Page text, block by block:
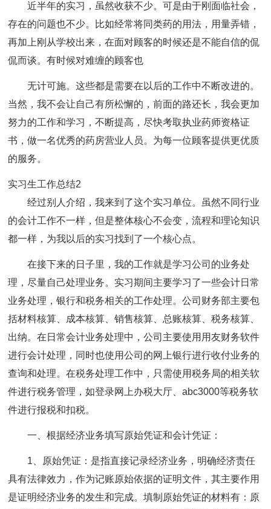
近半年的实习，虽然收获不少。可是由于刚面临社会，
存在的问题也不少。比如经常将同类药的用法，用量弄错，
再加上刚从学校出来，在面对顾客的时候还是不能自信的侃
侃而谈。有时候对难缠的顾客也
无计可施。这些都是需要在以后的工作中不断改进的。
当然，我不会让自己有所松懈的，前面的路还长，我会更加
努力的工作和学习，不断提高，尽快考取执业药师资格证
书，做一名优秀的药房营业人员。为每一位顾客提供更优质
的服务。
实习生工作总结2
经过别人介绍，我来到了这个实习单位。虽然不同行业
的会计工作不一样，但是整体核心不会变，流程和理论知识
都一样，为我以后的实习找到了一个核心点。
在接下来的日子里，我的工作就是学习公司的业务处
理，尽量自己处理业务。实习期间主要学习了一些会计日常
业务处理，银行和税务相关的工作处理。公司财务部主要包
括材料核算、成本核算、销售核算、总账核算、税务核算、
出纳。在日常会计业务处理中，公司主要使用用友财务软件
进行会计处理，同时也使用公司的网上银行进行收付业务的
查询和处理。在税务处理工作中，只需使用税务局的相关软
件进行税务管理，如登录网上办税大厅、abc3000等税务软
件进行报税和扣税。
一、根据经济业务填写原始凭证和会计凭证：
1、原始凭证：是指直接记录经济业务，明确经济责任
具有法律效力，作为记账原始依据的证明文件，其主要作用
是证明经济业务的发生和完成。填制原始凭证的材料有：原